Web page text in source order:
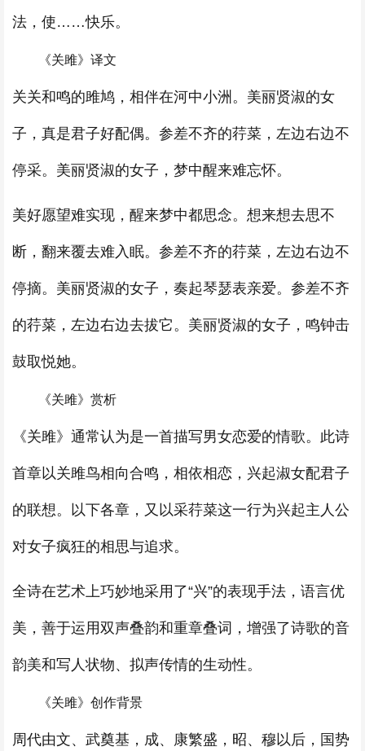
法，使……快乐。
《关雎》译文
关关和鸣的雎鸠，相伴在河中小洲。美丽贤淑的女
子，真是君子好配偶。参差不齐的荇菜，左边右边不
停采。美丽贤淑的女子，梦中醒来难忘怀。
美好愿望难实现，醒来梦中都思念。想来想去思不
断，翻来覆去难入眠。参差不齐的荇菜，左边右边不
停摘。美丽贤淑的女子，奏起琴瑟表亲爱。参差不齐
的荇菜，左边右边去拔它。美丽贤淑的女子，鸣钟击
鼓取悦她。
《关雎》赏析
《关雎》通常认为是一首描写男女恋爱的情歌。此诗
首章以关雎鸟相向合鸣，相依相恋，兴起淑女配君子
的联想。以下各章，又以采荇菜这一行为兴起主人公
对女子疯狂的相思与追求。
全诗在艺术上巧妙地采用了“兴”的表现手法，语言优
美，善于运用双声叠韵和重章叠词，增强了诗歌的音
韵美和写人状物、拟声传情的生动性。
《关雎》创作背景
周代由文、武奠基，成、康繁盛，昭、穆以后，国势